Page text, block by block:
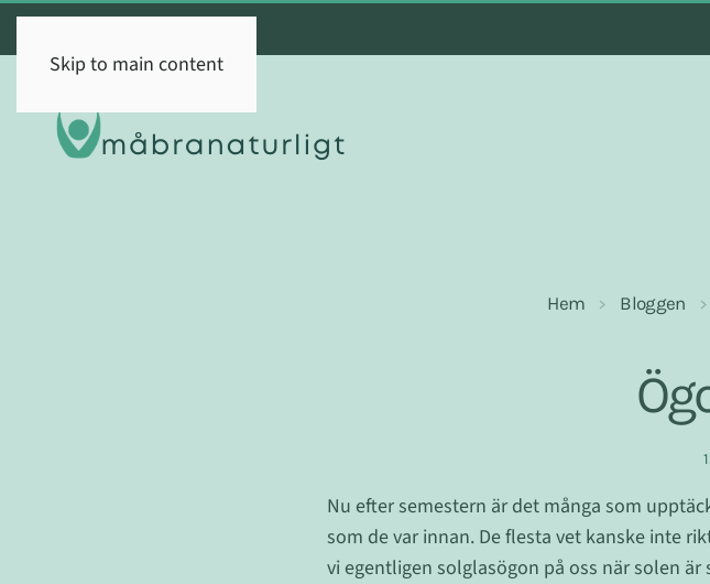
Skip to main content
Hem Bloggen
Nu efter semestern är det många som
som de var innan. De flesta vet kanske inte
vi egentligen solglasögon på oss när solen